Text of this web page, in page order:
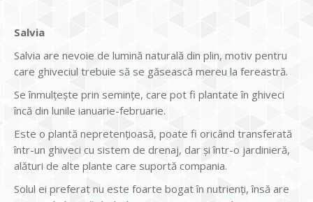
Salvia
Salvia are nevoie de lumină naturală din plin, motiv pentru
care ghiveciul trebuie să se găsească mereu la fereastră.
Se înmulţeşte prin seminţe, care pot fi plantate în ghiveci
încă din lunile ianuarie-februarie.
Este o plantă nepretenţioasă, poate fi oricând transferată
într-un ghiveci cu sistem de drenaj, dar şi într-o jardinieră,
alături de alte plante care suportă compania.
Solul ei preferat nu este foarte bogat în nutrienţi, însă are